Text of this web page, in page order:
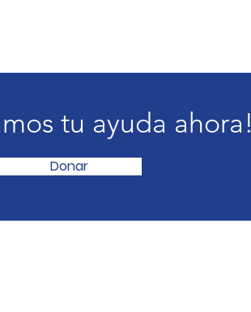
tu ayuda ahora!
Donar